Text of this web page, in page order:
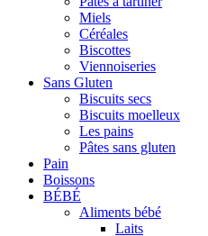
Miels
Céréales
Biscottes
Viennoiseries
Sans Gluten
Biscuits secs
Biscuits moelleux
Les pains
Pâtes sans gluten
Pain
Boissons
BÉBÉ
Aliments bébé
Laits